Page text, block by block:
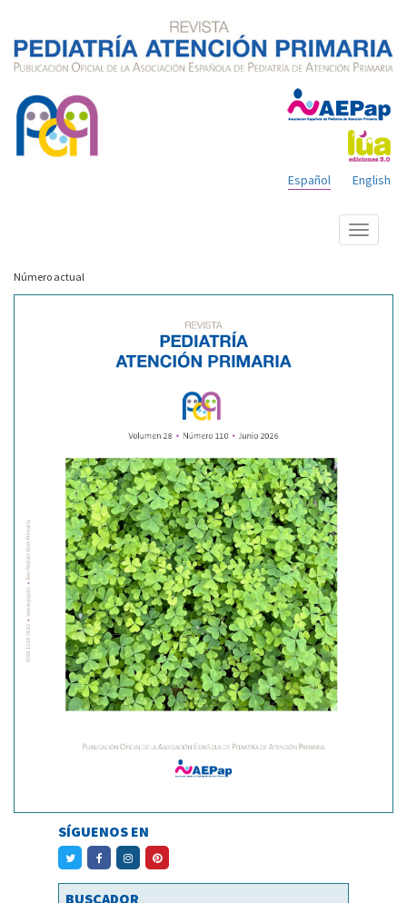
English
Español
Mostrar
menú
Número actual
SÍGUENOS EN
BUSCADOR